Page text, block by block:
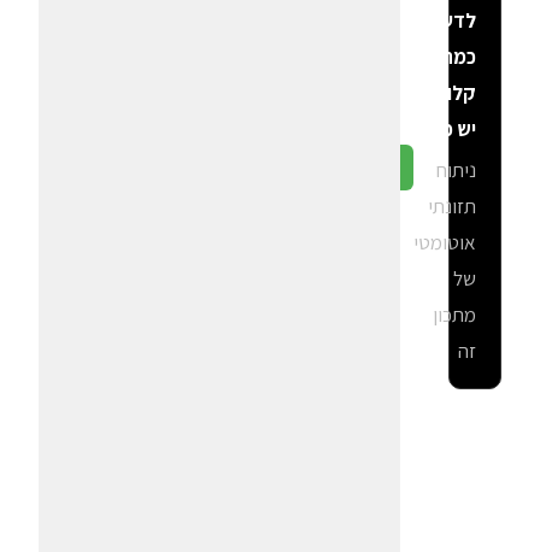
לדעת
כמה
קלוריות
יש פה?
ניתוח
תזונתי
אוטומטי
של
מתכון
זה